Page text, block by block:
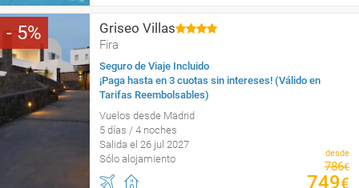
5 Griseo Villas
Fira
Seguro de Viaje Incluido
¡Paga hasta en 3 cuotas sin intereses! (Válido en
Tarifas Reembolsables)
Vuelos desde Madrid
5 días / 4 noches
Salida el 26 jul 2027
Sólo alojamiento
desde
786€
749€